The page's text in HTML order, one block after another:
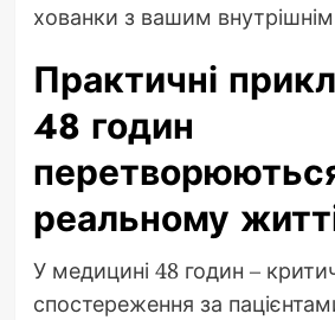
хованки з вашим
Практичні
48 годин
реальному
У медицині 48 годин –
спостереження за